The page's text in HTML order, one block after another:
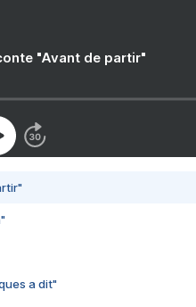
"Avant de partir"
a dit"